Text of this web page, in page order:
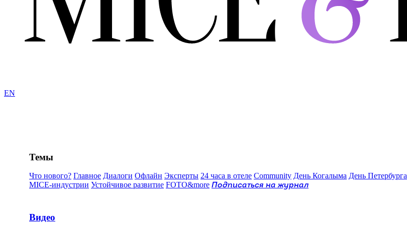
EN
Темы
Что нового? Главное Диалоги Офлайн Эксперты 24 часа в отеле Community День Когалыма День Петербурга
MICE-индустрии Устойчивое развитие FOTO&more Подписаться на журнал
Видео